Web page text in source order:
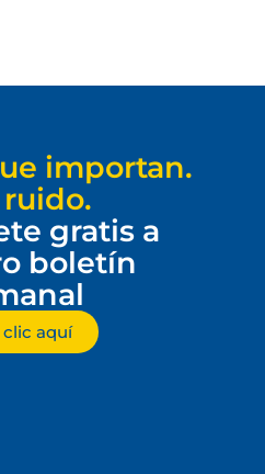
importan.
gratis a
boletín
clic aquí